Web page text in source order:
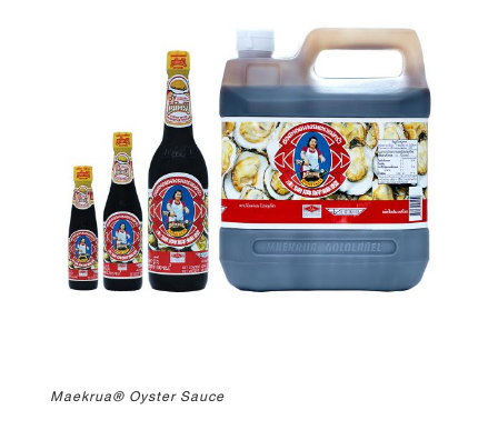
Maekrua® Oyster Sauce